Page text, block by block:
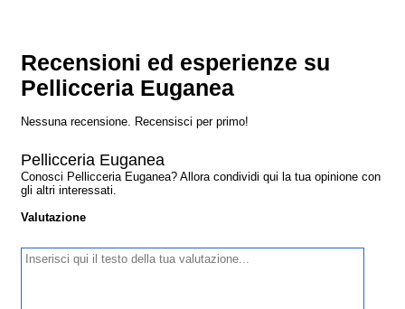
Recensioni ed esperienze su
Pellicceria Euganea
Nessuna recensione. Recensisci per primo!
Pellicceria Euganea
Conosci Pellicceria Euganea? Allora condividi qui la tua opinione con
gli altri interessati.
Valutazione